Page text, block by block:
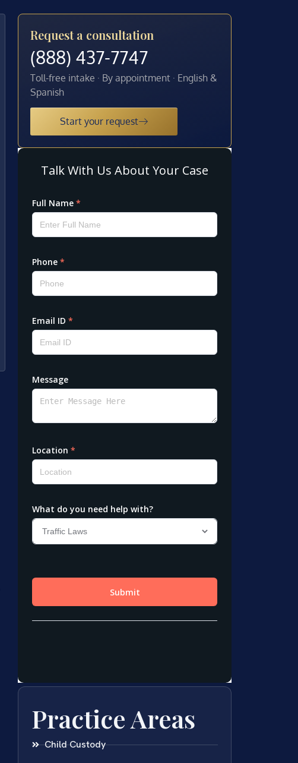
Request a consultation
(888) 437-7747
Toll-free intake · By appointment · English &
Spanish
Start your request
Practice Areas
Child Custody